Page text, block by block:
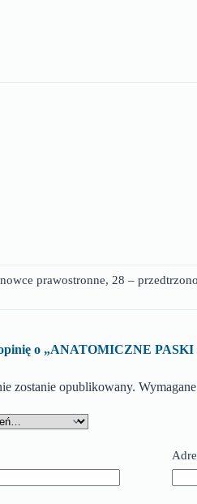
prawostronne, 28 –
o „ANATOMICZNE
zostanie opublikowany.